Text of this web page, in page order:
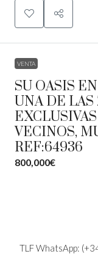
VENTA
SU OASIS EN
UNA DE LAS
VECINOS,
REF:64936
800,000€
TLF WhatsApp: